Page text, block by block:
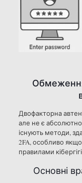
Двофакторна
але не є
існують методи,
2FA, особливо
правилами
Основні